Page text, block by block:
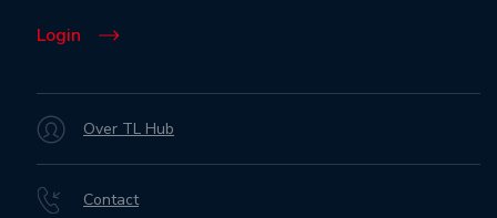
Login
Over TL Hub
Contact